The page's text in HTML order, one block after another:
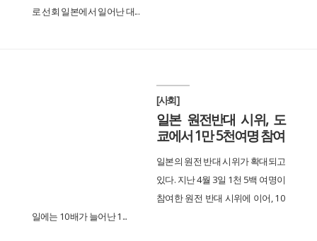
로 선회 일본에서 일어난 대...
[사회]
일본 원전반대 시위, 도
쿄에서 1만 5천여명 참여
일본의 원전 반대 시위가 확대되고
있다. 지난 4월 3일 1천 5백 여명이
참여한 원전 반대 시위에 이어, 10
일에는 10배가 늘어난 1...